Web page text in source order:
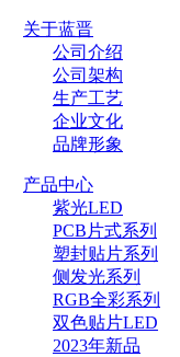
关于蓝晋
公司介绍
公司架构
生产工艺
企业文化
品牌形象
产品中心
紫光LED
PCB片式系列
塑封贴片系列
侧发光系列
RGB全彩系列
双色贴片LED
2023年新品